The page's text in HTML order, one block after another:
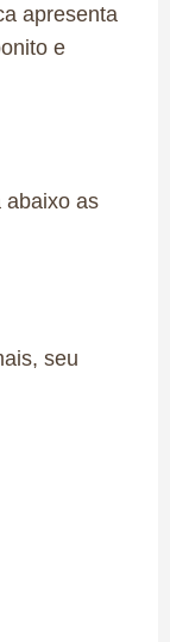
apresenta
e
abaixo as
seu